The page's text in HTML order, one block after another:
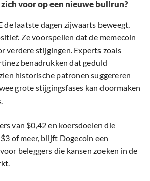
voor op een nieuwe bullrun?
de laatste dagen zijwaarts beweegt,
Zevoorspellen dat de memecoin
verdere stijgingen. Experts zoals
benadrukken dat geduld
historische patronen suggereren
grote stijgingsfases kan doormaken
van $0,42 en koersdoelen die
of meer, blijft Dogecoin een
beleggers die kansen zoeken in de